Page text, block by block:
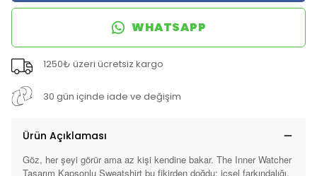
WHATSAPP
1250₺ üzeri ücretsiz kargo
30 gün içinde iade ve değişim
Ürün Açıklaması
Göz, her şeyi görür ama az kişi kendine bakar. The Inner Watcher
Tasarım Kapşonlu Sweatshirt bu fikirden doğdu; içsel farkındalığı,